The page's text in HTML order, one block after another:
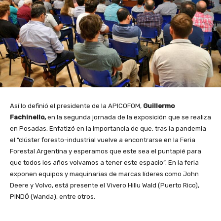
Así lo definió el presidente de la APICOFOM, Guillermo
Fachinello,en la segunda jornada de la exposición que se realiza
en Posadas. Enfatizó en la importancia de que, tras la pandemia
el “clúster foresto-industrial vuelve a encontrarse en la Feria
Forestal Argentina y esperamos que este sea el puntapié para
que todos los años volvamos a tener este espacio”. En la feria
exponen equipos y maquinarias de marcas líderes como John
Deere y Volvo, está presente el Vivero Hillu Wald (Puerto Rico),
PINDÓ (Wanda), entre otros.